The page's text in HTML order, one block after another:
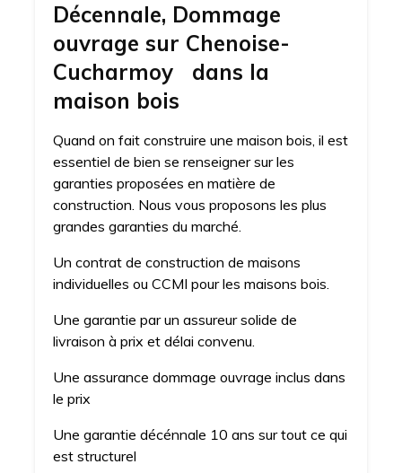
Décennale, Dommage
ouvrage sur Chenoise-
Cucharmoy dans la
maison bois
Quand on fait construire une maison bois, il est
essentiel de bien se renseigner sur les
garanties proposées en matière de
construction. Nous vous proposons les plus
grandes garanties du marché.
Un contrat de construction de maisons
individuelles ou CCMI pour les maisons bois.
Une garantie par un assureur solide de
livraison à prix et délai convenu.
Une assurance dommage ouvrage inclus dans
le prix
Une garantie décénnale 10 ans sur tout ce qui
est structurel